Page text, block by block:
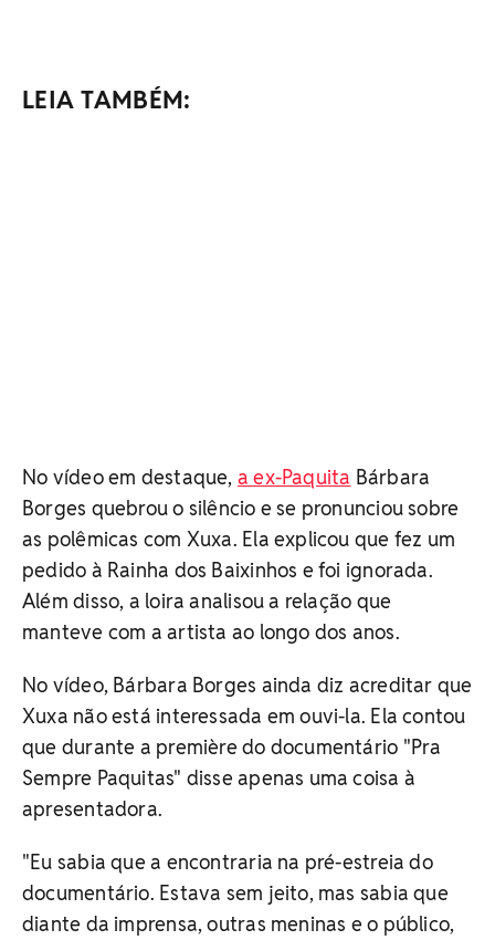
LEIA TAMBÉM:
No vídeo em destaque, a ex-Paquita Bárbara
Borges quebrou o silêncio e se pronunciou sobre
as polêmicas com Xuxa. Ela explicou que fez um
pedido à Rainha dos Baixinhos e foi ignorada.
Além disso, a loira analisou a relação que
manteve com a artista ao longo dos anos.
No vídeo, Bárbara Borges ainda diz acreditar que
Xuxa não está interessada em ouvi-la. Ela contou
que durante a première do documentário "Pra
Sempre Paquitas" disse apenas uma coisa à
apresentadora.
"Eu sabia que a encontraria na pré-estreia do
documentário. Estava sem jeito, mas sabia que
diante da imprensa, outras meninas e o público,